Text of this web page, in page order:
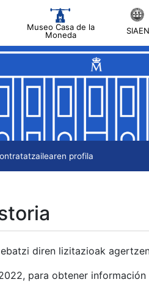
Museo Casa de la
Moneda
SIAEN
profila
diren lizitazioak
para obtener información